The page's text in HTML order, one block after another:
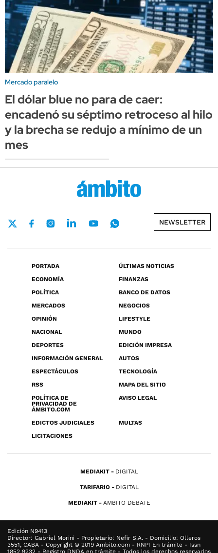
Mercado paralelo
El dólar blue no para de caer:
encadenó su séptimo retroceso al hilo
y la brecha se redujo a mínimo de un
mes
NEWSLETTER
PORTADA
ÚLTIMAS NOTICIAS
ECONOMÍA
FINANZAS
POLÍTICA
BANCO DE DATOS
MERCADOS
NEGOCIOS
OPINIÓN
LIFESTYLE
NACIONAL
MUNDO
DEPORTES
EDICIÓN IMPRESA
INFORMACIÓN GENERAL
AUTOS
ESPECTÁCULOS
TECNOLOGÍA
RSS
MAPA DEL SITIO
POLÍTICA DE
PRIVACIDAD DE
ÁMBITO.COM
AVISO LEGAL
EDICTOS JUDICIALES
MULTAS
LICITACIONES
MEDIAKIT DIGITAL
TARIFARIO DIGITAL
MEDIAKIT AMBITO DEBATE
Edición N9413
Director: Gabriel Morini - Propietario: Nefir S.A. - Domicilio: Olleros
3551, CABA - Copyright © 2019 Ambito.com - RNPI En trámite - Issn